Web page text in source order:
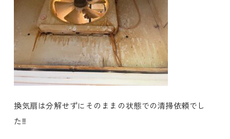
換気扇は分解せずにそのままの状態での清掃依頼でし
た‼️